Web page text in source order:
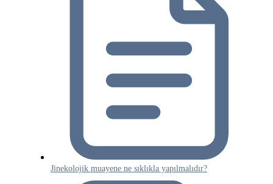
Jinekolojik muayene ne sıklıkla yapılmalıdır?